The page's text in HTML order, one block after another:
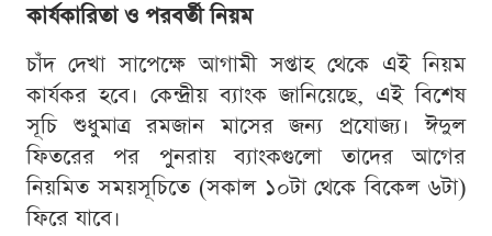
কার্যকারিতা ও পরবর্তী নিয়ম
চাঁদ দেখা সাপেক্ষে আগামী সপ্তাহ থেকে এই নিয়ম
কার্যকর হবে। কেন্দ্রীয় ব্যাংক জানিয়েছে, এই বিশেষ
সূচি শুধুমাত্র রমজান মাসের জন্য প্রযোজ্য। ঈদুল
ফিতরের পর পুনরায় ব্যাংকগুলো তাদের আগের
নিয়মিত সময়সূচিতে (সকাল ১০টা থেকে বিকেল ৬টা)
ফিরে যাবে।